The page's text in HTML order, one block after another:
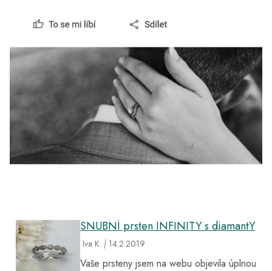
SNUBNÍ prsten INFINITY s diamantY
Iva K. | 14.2.2019
Vaše prsteny jsem na webu objevila úplnou